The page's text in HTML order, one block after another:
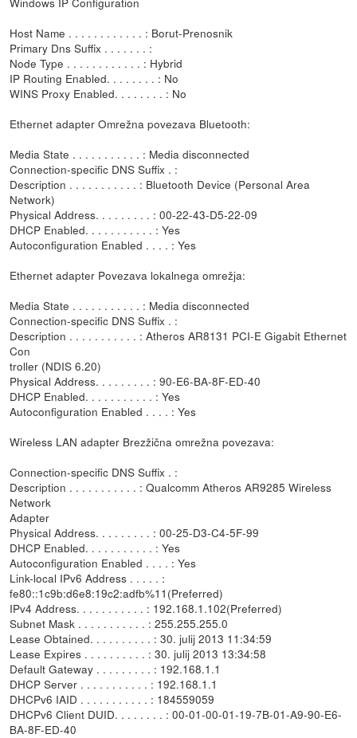
Host Name . . . . . . . . . . . . : Borut-Prenosnik
Primary Dns Suffix . . . . . . . :
Node Type . . . . . . . . . . . . : Hybrid
IP Routing Enabled. . . . . . . . : No
WINS Proxy Enabled. . . . . . . . : No
Ethernet adapter Omrežna povezava Bluetooth:
Media State . . . . . . . . . . . : Media disconnected
Connection-specific DNS Suffix . :
Description . . . . . . . . . . . : Bluetooth Device (Personal Area
Network)
Physical Address. . . . . . . . . : 00-22-43-D5-22-09
DHCP Enabled. . . . . . . . . . . : Yes
Autoconfiguration Enabled . . . . : Yes
Ethernet adapter Povezava lokalnega omrežja:
Media State . . . . . . . . . . . : Media disconnected
Connection-specific DNS Suffix . :
Description . . . . . . . . . . . : Atheros AR8131 PCI-E Gigabit Ethernet
Con
troller (NDIS 6.20)
Physical Address. . . . . . . . . : 90-E6-BA-8F-ED-40
DHCP Enabled. . . . . . . . . . . : Yes
Autoconfiguration Enabled . . . . : Yes
Wireless LAN adapter Brezžična omrežna povezava:
Connection-specific DNS Suffix . :
Description . . . . . . . . . . . : Qualcomm Atheros AR9285 Wireless
Network
Adapter
Physical Address. . . . . . . . . : 00-25-D3-C4-5F-99
DHCP Enabled. . . . . . . . . . . : Yes
Autoconfiguration Enabled . . . . : Yes
Link-local IPv6 Address . . . . . :
fe80::1c9b:d6e8:19c2:adfb%11(Preferred)
IPv4 Address. . . . . . . . . . . : 192.168.1.102(Preferred)
Subnet Mask . . . . . . . . . . . : 255.255.255.0
Lease Obtained. . . . . . . . . . : 30. julij 2013 11:34:59
Lease Expires . . . . . . . . . . : 30. julij 2013 13:34:58
Default Gateway . . . . . . . . . : 192.168.1.1
DHCP Server . . . . . . . . . . . : 192.168.1.1
DHCPv6 IAID . . . . . . . . . . . : 184559059
DHCPv6 Client DUID. . . . . . . . : 00-01-00-01-19-7B-01-A9-90-E6-
BA-8F-ED-40